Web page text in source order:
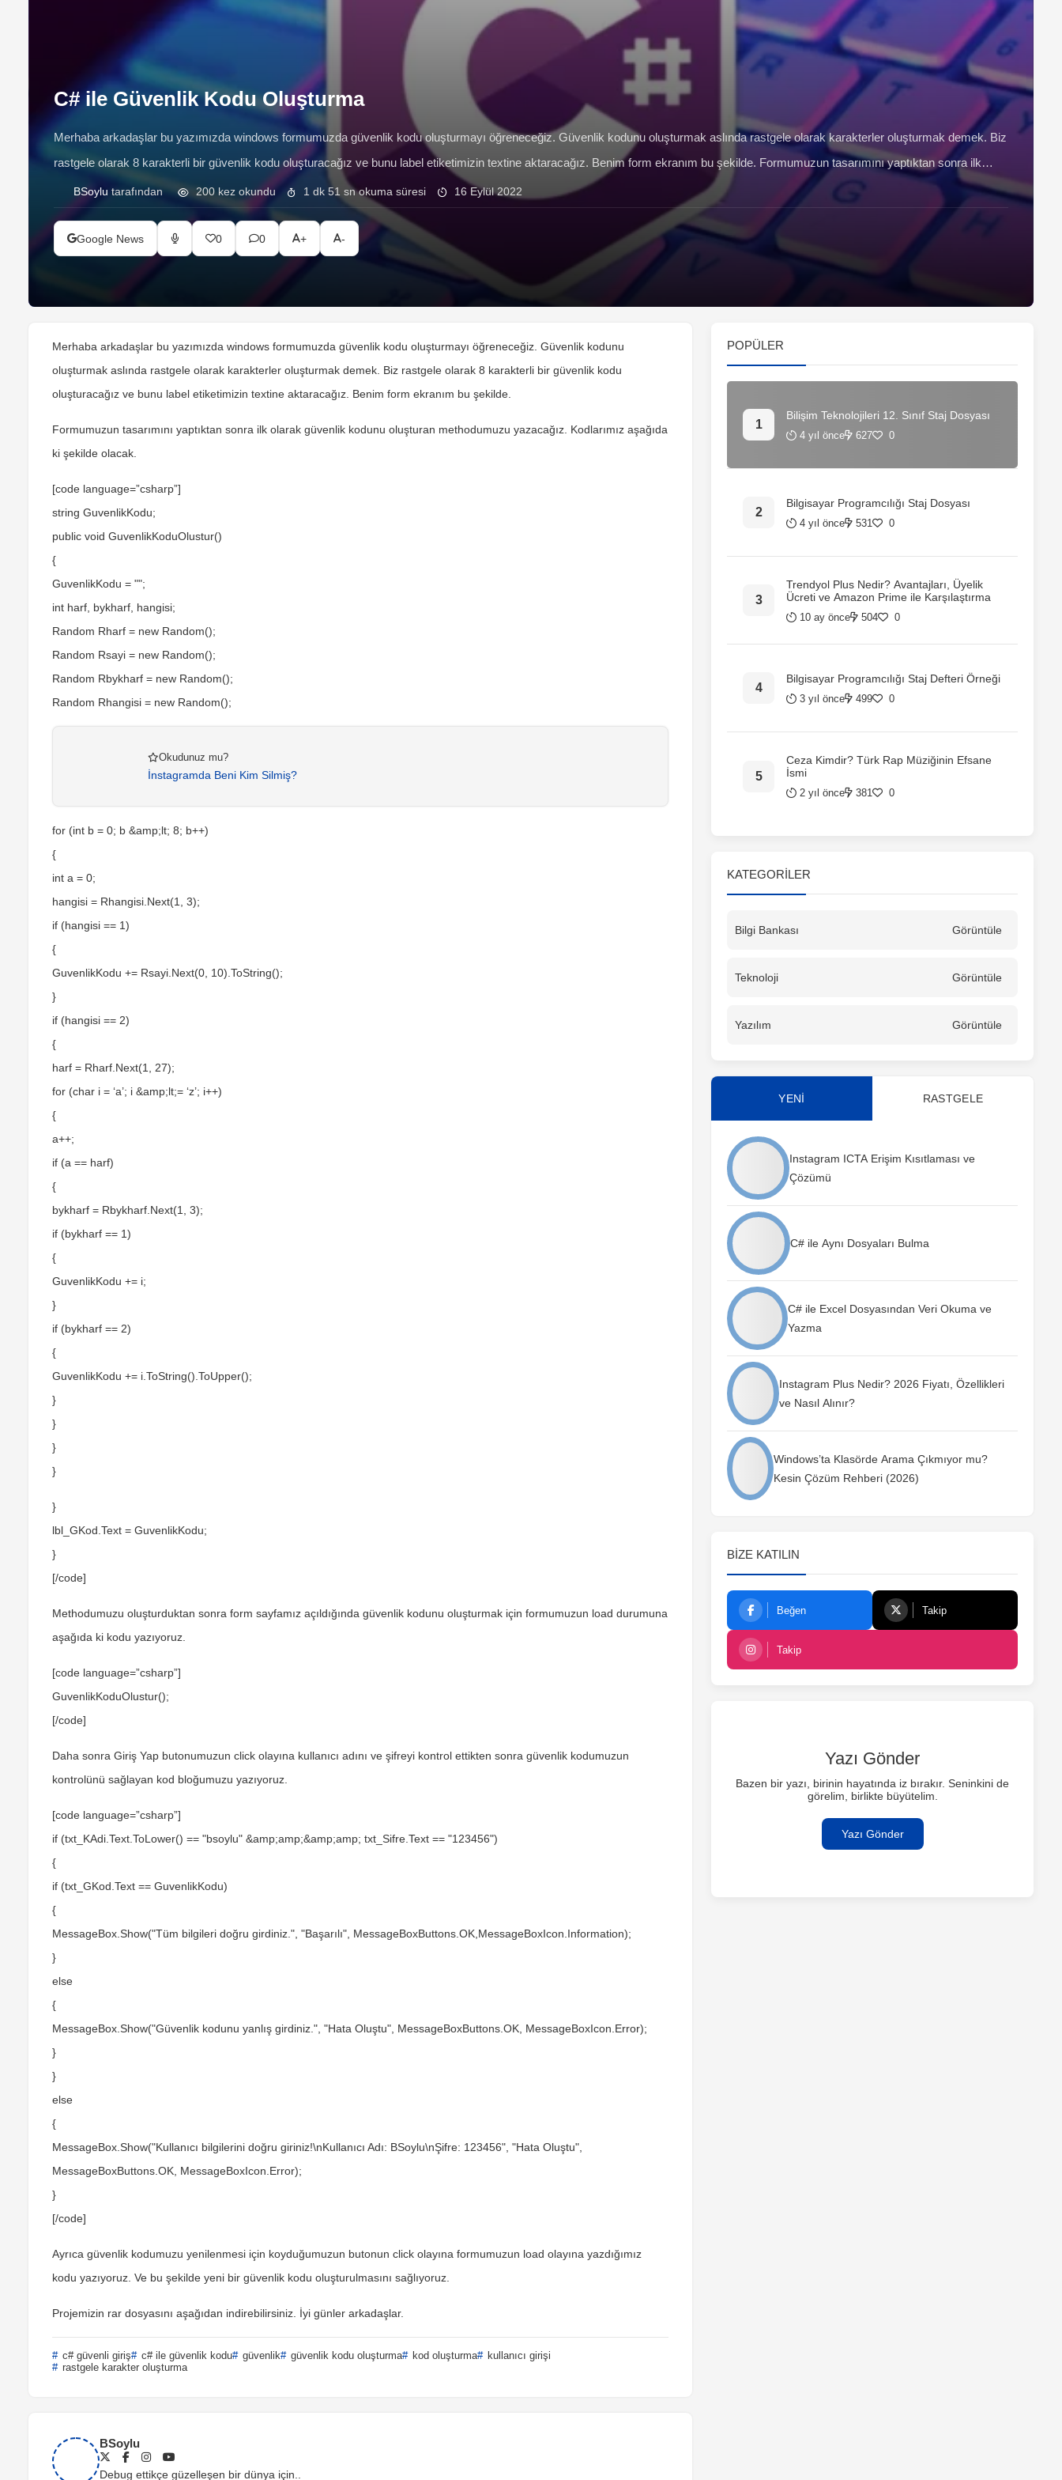
C# ile Güvenlik Kodu Oluşturma
Merhaba arkadaşlar bu yazımızda windows formumuzda güvenlik kodu oluşturmayı öğreneceğiz. Güvenlik kodunu oluşturmak aslında rastgele olarak karakterler oluşturmak demek. Biz
rastgele olarak 8 karakterli bir güvenlik kodu oluşturacağız ve bunu label etiketimizin textine aktaracağız. Benim form ekranım bu şekilde. Formumuzun tasarımını yaptıktan sonra ilk
olarak güvenlik kodunu oluşturan methodumuzu yazacağız. Kodlarımız aşağıda ki şekilde olacak. […]
BSoylu tarafından 200 kez okundu 1 dk 51 sn okuma süresi 16 Eylül 2022
Google News 0 0 + -
Merhaba arkadaşlar bu yazımızda windows formumuzda güvenlik kodu oluşturmayı öğreneceğiz. Güvenlik kodunu
oluşturmak aslında rastgele olarak karakterler oluşturmak demek. Biz rastgele olarak 8 karakterli bir güvenlik kodu
oluşturacağız ve bunu label etiketimizin textine aktaracağız. Benim form ekranım bu şekilde.
Formumuzun tasarımını yaptıktan sonra ilk olarak güvenlik kodunu oluşturan methodumuzu yazacağız. Kodlarımız aşağıda
ki şekilde olacak.
[code language=”csharp”]
string GuvenlikKodu;
public void GuvenlikKoduOlustur()
{
GuvenlikKodu = "";
int harf, bykharf, hangisi;
Random Rharf = new Random();
Random Rsayi = new Random();
Random Rbykharf = new Random();
Random Rhangisi = new Random();
Okudunuz mu?
İnstagramda Beni Kim Silmiş?
for (int b = 0; b &amp;lt; 8; b++)
{
int a = 0;
hangisi = Rhangisi.Next(1, 3);
if (hangisi == 1)
{
GuvenlikKodu += Rsayi.Next(0, 10).ToString();
}
if (hangisi == 2)
{
harf = Rharf.Next(1, 27);
for (char i = ‘a’; i &amp;lt;= ‘z’; i++)
{
a++;
if (a == harf)
{
bykharf = Rbykharf.Next(1, 3);
if (bykharf == 1)
{
GuvenlikKodu += i;
}
if (bykharf == 2)
{
GuvenlikKodu += i.ToString().ToUpper();
}
}
}
}
}
lbl_GKod.Text = GuvenlikKodu;
}
[/code]
Methodumuzu oluşturduktan sonra form sayfamız açıldığında güvenlik kodunu oluşturmak için formumuzun load durumuna
aşağıda ki kodu yazıyoruz.
[code language=”csharp”]
GuvenlikKoduOlustur();
[/code]
Daha sonra Giriş Yap butonumuzun click olayına kullanıcı adını ve şifreyi kontrol ettikten sonra güvenlik kodumuzun
kontrolünü sağlayan kod bloğumuzu yazıyoruz.
[code language=”csharp”]
if (txt_KAdi.Text.ToLower() == "bsoylu" &amp;amp;&amp;amp; txt_Sifre.Text == "123456")
{
if (txt_GKod.Text == GuvenlikKodu)
{
MessageBox.Show("Tüm bilgileri doğru girdiniz.", "Başarılı", MessageBoxButtons.OK,MessageBoxIcon.Information);
}
else
{
MessageBox.Show("Güvenlik kodunu yanlış girdiniz.", "Hata Oluştu", MessageBoxButtons.OK, MessageBoxIcon.Error);
}
}
else
{
MessageBox.Show("Kullanıcı bilgilerini doğru giriniz!\nKullanıcı Adı: BSoylu\nŞifre: 123456", "Hata Oluştu",
MessageBoxButtons.OK, MessageBoxIcon.Error);
}
[/code]
Ayrıca güvenlik kodumuzu yenilenmesi için koyduğumuzun butonun click olayına formumuzun load olayına yazdığımız
kodu yazıyoruz. Ve bu şekilde yeni bir güvenlik kodu oluşturulmasını sağlıyoruz.
Projemizin rar dosyasını aşağıdan indirebilirsiniz. İyi günler arkadaşlar.
c# güvenli giriş c# ile güvenlik kodu güvenlik güvenlik kodu oluşturma kod oluşturma
kullanıcı girişi
rastgele karakter oluşturma
BSoylu
Debug ettikçe güzelleşen bir dünya için..
POPÜLER
Bilişim Teknolojileri 12. Sınıf Staj Dosyası
4 yıl önce 627 0
Bilgisayar Programcılığı Staj Dosyası
4 yıl önce 531 0
Trendyol Plus Nedir? Avantajları, Üyelik
Ücreti ve Amazon Prime ile Karşılaştırma
10 ay önce 504 0
Bilgisayar Programcılığı Staj Defteri Örneği
3 yıl önce 499 0
Ceza Kimdir? Türk Rap Müziğinin Efsane
İsmi
2 yıl önce 381 0
KATEGORILER
Bilgi Bankası Görüntüle
Teknoloji Görüntüle
Yazılım Görüntüle
YENİ RASTGELE
Instagram ICTA Erişim Kısıtlaması ve
Çözümü
C# ile Aynı Dosyaları Bulma
C# ile Excel Dosyasından Veri Okuma ve
Yazma
Instagram Plus Nedir? 2026 Fiyatı, Özellikleri
ve Nasıl Alınır?
Windows’ta Klasörde Arama Çıkmıyor mu?
Kesin Çözüm Rehberi (2026)
BIZE KATILIN
Beğen Takip
Takip
Yazı Gönder
Bazen bir yazı, birinin hayatında iz bırakır. Seninkini de
görelim, birlikte büyütelim.
Yazı Gönder